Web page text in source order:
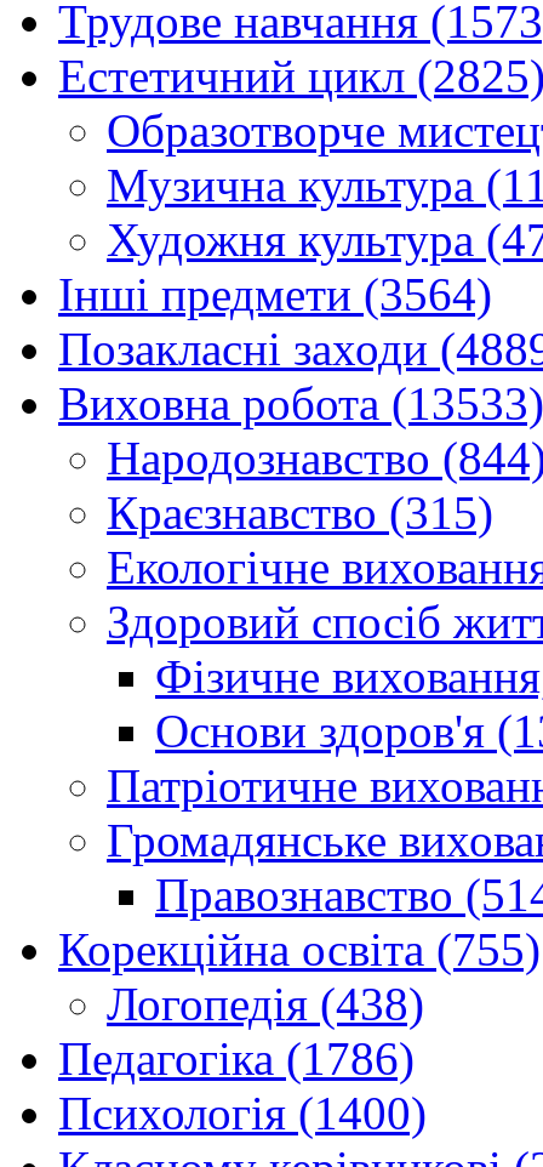
Трудове навчання
Естетичний цикл
Образотворче
Музична культура
Художня культура
Інші предмети (3564)
Позакласні заходи
Виховна робота (13533)
Народознавство
Краєзнавство (315)
Екологічне
Здоровий спосіб
Фізичне
Основи здоров'я
Патріотичне
Громадянське
Правознавство
Корекційна освіта (755)
Логопедія (438)
Педагогіка (1786)
Психологія (1400)